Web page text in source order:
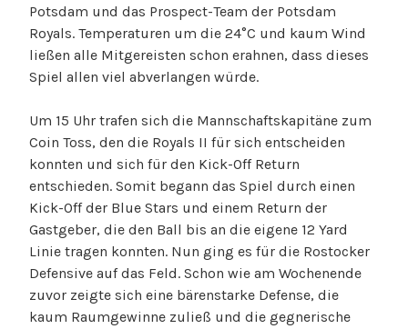
Potsdam und das Prospect-Team der Potsdam
Royals. Temperaturen um die 24°C und kaum Wind
ließen alle Mitgereisten schon erahnen, dass dieses
Spiel allen viel abverlangen würde.
Um 15 Uhr trafen sich die Mannschaftskapitäne zum
Coin Toss, den die Royals II für sich entscheiden
konnten und sich für den Kick-Off Return
entschieden. Somit begann das Spiel durch einen
Kick-Off der Blue Stars und einem Return der
Gastgeber, die den Ball bis an die eigene 12 Yard
Linie tragen konnten. Nun ging es für die Rostocker
Defensive auf das Feld. Schon wie am Wochenende
zuvor zeigte sich eine bärenstarke Defense, die
kaum Raumgewinne zuließ und die gegnerische